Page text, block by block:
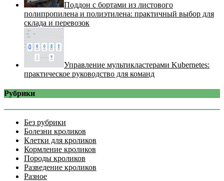
Поддон с бортами из листового
полипропилена и полиэтилена: практичный выбор для
склада и перевозок
Управление мультикластерами Kubernetes:
практическое руководство для команд
Рубрики
Без рубрики
Болезни кроликов
Клетки для кроликов
Кормление кроликов
Породы кроликов
Разведение кроликов
Разное